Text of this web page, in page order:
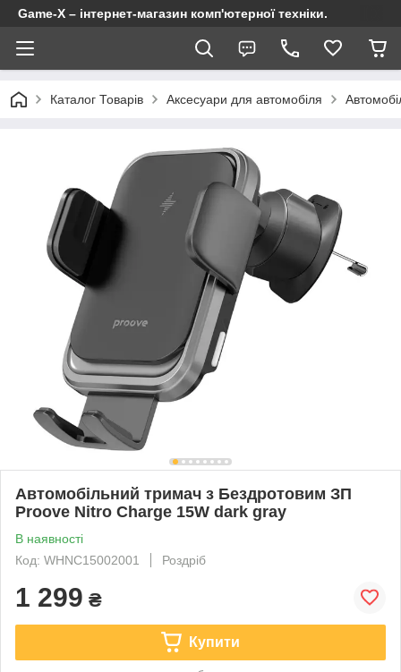
Game-X – інтернет-магазин комп'ютерної техніки.
Каталог Товарів Аксесуари для автомобіля
Автомобільний тримач з Бездротовим ЗП
Proove Nitro Charge 15W dark gray
В наявності
Код: WHNC15002001
Роздріб
1 299 ₴
Купити